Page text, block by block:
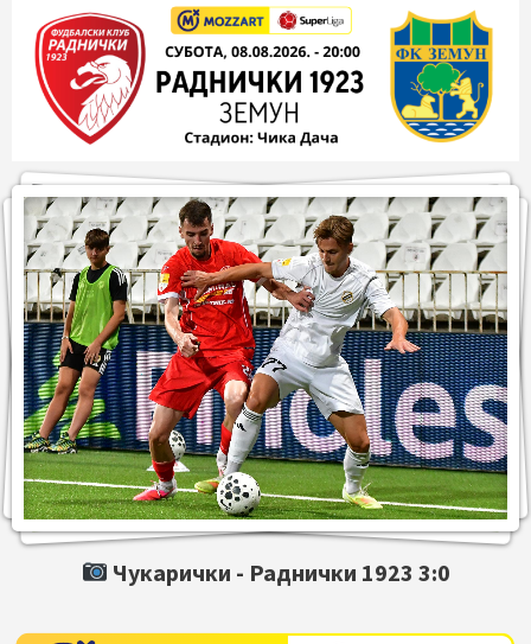
Чукарички - Раднички 1923 3:0